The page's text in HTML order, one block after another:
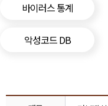
바이러스 통계
악성코드 DB